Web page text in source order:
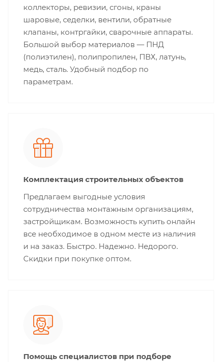
коллекторы, ревизии, сгоны, краны
шаровые, седелки, вентили, обратные
клапаны, контргайки, сварочные аппараты.
Большой выбор материалов — ПНД
(полиэтилен), полипропилен, ПВХ, латунь,
медь, сталь. Удобный подбор по
параметрам.
Комплектация строительных объектов
Предлагаем выгодные условия
сотрудничества монтажным организациям,
застройщикам. Возможность купить онлайн
все необходимое в одном месте из наличия
и на заказ. Быстро. Надежно. Недорого.
Скидки при покупке оптом.
Помощь специалистов при подборе